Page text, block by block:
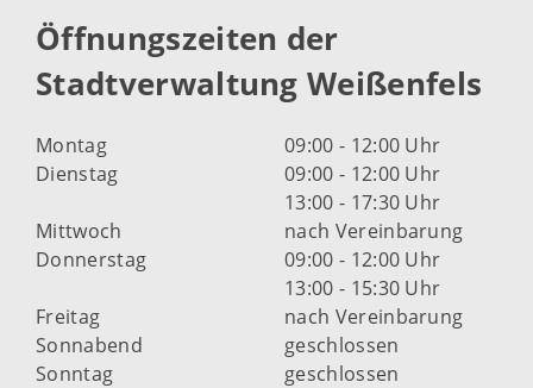
Öffnungszeiten der
Stadtverwaltung Weißenfels
Montag
09:00 - 12:00 Uhr
Dienstag
09:00 - 12:00 Uhr
13:00 - 17:30 Uhr
Mittwoch
nach Vereinbarung
Donnerstag
09:00 - 12:00 Uhr
13:00 - 15:30 Uhr
Freitag
nach Vereinbarung
Sonnabend
geschlossen
Sonntag
geschlossen